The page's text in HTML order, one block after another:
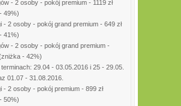
- 2 osoby - pokój premium - 1119 zł
49%)
- 2 osoby - pokój grand premium - 649 zł
41%)
- 2 osoby - pokój grand premium -
- 42%)
29.04 - 03.05.2016 i 25 - 29.05.
01.07 - 31.08.2016.
- 2 osoby - pokój premium - 899 zł
50%)